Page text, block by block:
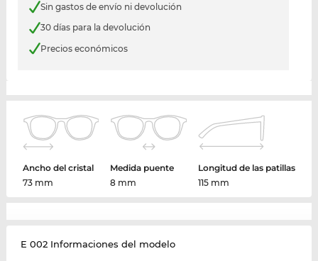
Sin gastos de envío ni devolución
30 días para la devolución
Precios económicos
Ancho del cristal
73 mm
Medida puente
8 mm
Longitud de las patillas
115 mm
E 002 Informaciones del modelo